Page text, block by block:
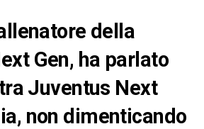
della
Gen, ha parlato
Juventus Next
non dimenticando